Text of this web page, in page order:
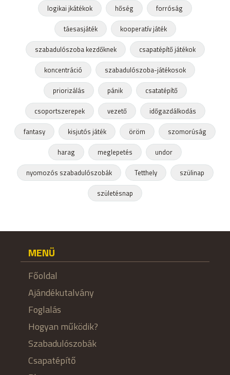
logikai jkátékok
hőség
forróság
táesasjáték
kooperatív játék
szabadulószoba kezdőknek
csapatépítő játékok
koncentráció
szabadulószoba-játékosok
priorizálás
pánik
csatatépítő
csoportszerepek
vezető
időgazdálkodás
fantasy
kisjutós játék öröm
szomorúság
harag
meglepetés
undor
nyomozós szabadulószobák
Tetthely
szülinap
születésnap
MENÜ
Főoldal
Ajándékutalvány
Foglalás
Hogyan működik?
Szabadulószobák
Csapatépítő